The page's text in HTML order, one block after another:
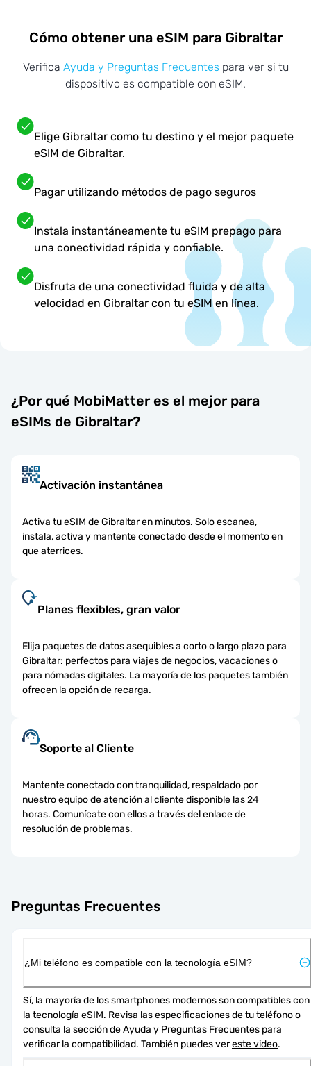
Cómo obtener una eSIM para Gibraltar
Verifica Ayuda y Preguntas Frecuentes para ver si tu
dispositivo es compatible con eSIM.
Elige Gibraltar como tu destino y el mejor paquete
eSIM de Gibraltar.
Pagar utilizando métodos de pago seguros
Instala instantáneamente tu eSIM prepago para
una conectividad rápida y confiable.
Disfruta de una conectividad fluida y de alta
velocidad en Gibraltar con tu eSIM en línea.
¿Por qué MobiMatter es el mejor para
eSIMs de Gibraltar?
Activación instantánea
Activa tu eSIM de Gibraltar en minutos. Solo escanea,
instala, activa y mantente conectado desde el momento en
que aterrices.
Planes flexibles, gran valor
Elija paquetes de datos asequibles a corto o largo plazo para
Gibraltar: perfectos para viajes de negocios, vacaciones o
para nómadas digitales. La mayoría de los paquetes también
ofrecen la opción de recarga.
Soporte al Cliente
Mantente conectado con tranquilidad, respaldado por
nuestro equipo de atención al cliente disponible las 24
horas. Comunícate con ellos a través del enlace de
resolución de problemas.
Preguntas Frecuentes
¿Mi teléfono es compatible con la tecnología eSIM?
Sí, la mayoría de los smartphones modernos son compatibles con
la tecnología eSIM. Revisa las especificaciones de tu teléfono o
consulta la sección de Ayuda y Preguntas Frecuentes para
verificar la compatibilidad. También puedes ver este video.